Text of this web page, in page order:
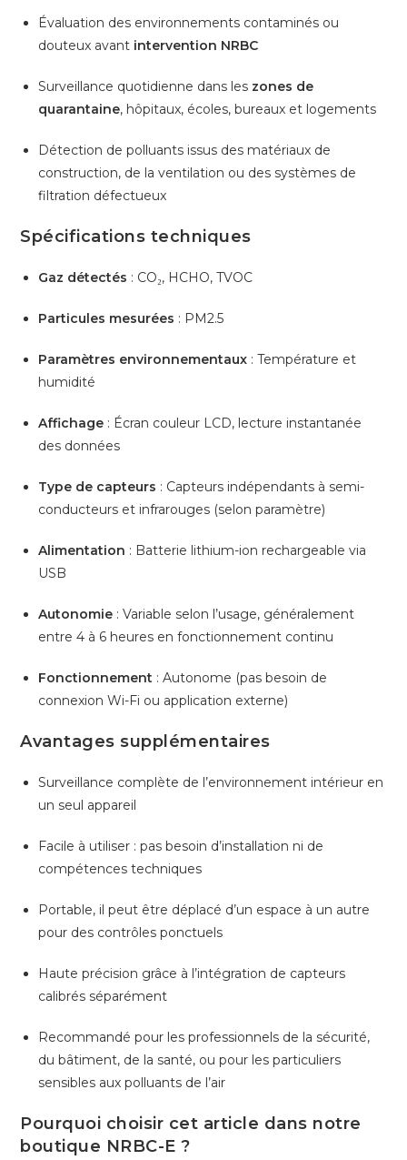
Évaluation des environnements contaminés ou
douteux avant intervention NRBC
Surveillance quotidienne dans les zones de
quarantaine, hôpitaux, écoles, bureaux et logements
Détection de polluants issus des matériaux de
construction, de la ventilation ou des systèmes de
filtration défectueux
Spécifications techniques
Gaz détectés : CO₂, HCHO, TVOC
Particules mesurées : PM2.5
Paramètres environnementaux : Température et
humidité
Affichage : Écran couleur LCD, lecture instantanée
des données
Type de capteurs : Capteurs indépendants à semi-
conducteurs et infrarouges (selon paramètre)
Alimentation : Batterie lithium-ion rechargeable via
USB
Autonomie : Variable selon l’usage, généralement
entre 4 à 6 heures en fonctionnement continu
Fonctionnement : Autonome (pas besoin de
connexion Wi-Fi ou application externe)
Avantages supplémentaires
Surveillance complète de l’environnement intérieur en
un seul appareil
Facile à utiliser : pas besoin d’installation ni de
compétences techniques
Portable, il peut être déplacé d’un espace à un autre
pour des contrôles ponctuels
Haute précision grâce à l’intégration de capteurs
calibrés séparément
Recommandé pour les professionnels de la sécurité,
du bâtiment, de la santé, ou pour les particuliers
sensibles aux polluants de l’air
Pourquoi choisir cet article dans notre
boutique NRBC-E ?